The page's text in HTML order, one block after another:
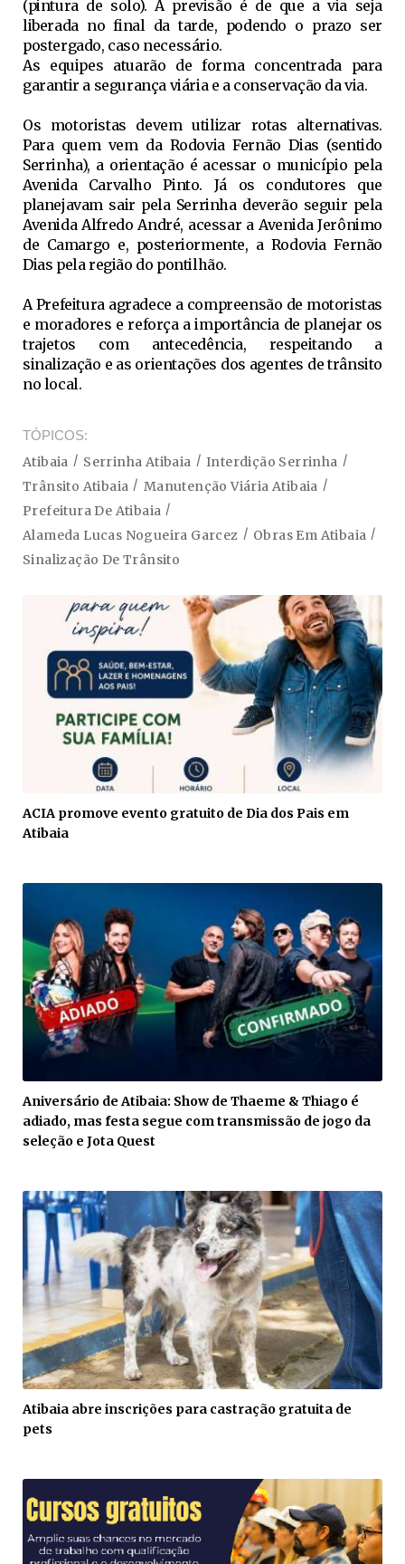
(pintura de solo). A previsão é de que a via seja
liberada no final da tarde, podendo o prazo ser
postergado, caso necessário.
As equipes atuarão de forma concentrada para
garantir a segurança viária e a conservação da via.
Os motoristas devem utilizar rotas alternativas.
Para quem vem da Rodovia Fernão Dias (sentido
Serrinha), a orientação é acessar o município pela
Avenida Carvalho Pinto. Já os condutores que
planejavam sair pela Serrinha deverão seguir pela
Avenida Alfredo André, acessar a Avenida Jerônimo
de Camargo e, posteriormente, a Rodovia Fernão
Dias pela região do pontilhão.
A Prefeitura agradece a compreensão de motoristas
e moradores e reforça a importância de planejar os
trajetos com antecedência, respeitando a
sinalização e as orientações dos agentes de trânsito
no local.
TÓPICOS
Atibaia Serrinha Atibaia
Interdição Serrinha
Trânsito Atibaia
Manutenção Viária Atibaia
Prefeitura De Atibaia
Alameda Lucas Nogueira Garcez
Obras Em Atibaia
Sinalização De Trânsito
ACIA promove evento gratuito de Dia dos Pais em
Atibaia
Aniversário de Atibaia: Show de Thaeme & Thiago é
adiado, mas festa segue com transmissão de jogo da
seleção e Jota Quest
Atibaia abre inscrições para castração gratuita de
pets